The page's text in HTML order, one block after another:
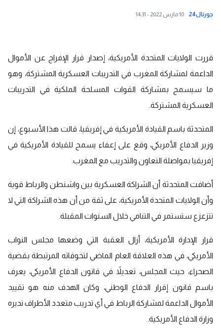
جورنال24 10 مارس 2022 - 14:31
قررت الولايات المتحدة الأمريكية، إصدار قرار الإفراج عن الأموال
الداعمة لمشاركة المغرب في التدريبات العسكرية المشتركة، وهو
ما سيسمح بمشاركة القوات المسلحة الملكية في التدريبات
العسكرية المشتركة.
المتحدثة باسم القيادة الأمريكية في إفريقيا، قالت هذا الأسبوع، إن
وزير الدفاع الأمريكي، وقع على إعفاء يسمح للقيادة الأمريكية في
إفريقيا بمواصلة التعاون والتدريب مع المغرب.
أضافت المتحدثة أن الشراكة العسكرية بين واشنطن والرباط قوية
وأن الولايات المتحدة الأمريكية، على ثقة من أن هذه الشراكة التي لا
تتزعزع ستستمر في التنامي خلال السنوات المقبلة.
قرار الإدارة الأمريكية، أزال العقبة التي وضعها مجلس النواب
الأمريكي، في هذه العلاقة العام الماضي لتخوفاته المرتبطة بقضية
الصحراء، حيث المجلس، تعديلاً في قانون الدفاع الأمريكي، يعرف
باسم قانون إقرار الدفاع الوطني، وكان الهدف منه هو تقييد
الأموال الداعمة لمشاركة الرباط في أي تدريب متعدد الأطراف تديره
وزارة الدفاع الأمريكية.